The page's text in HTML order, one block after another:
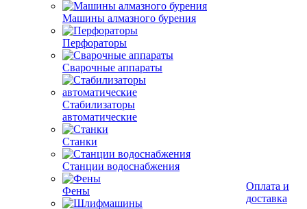
Машины алмазного бурения
Перфораторы
Сварочные аппараты
Стабилизаторы
автоматические
Станки
Станции водоснабжения
Фены
Оплата и
доставка